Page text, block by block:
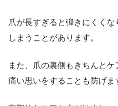
爪が長すぎると弾きにくく
しまうことがあります。
また、爪の裏側もきちんと
痛い思いをすることも防げま